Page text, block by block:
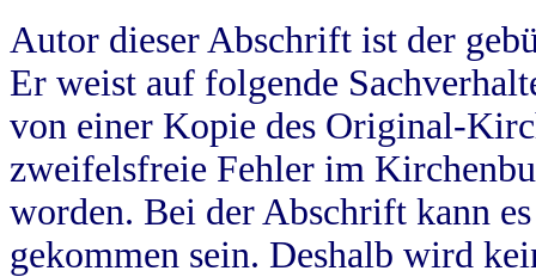
Autor dieser Abschrift ist der
Er weist auf folgende
von einer Kopie des Original-
zweifelsfreie Fehler im
worden. Bei der Abschrift kann
gekommen sein. Deshalb wird